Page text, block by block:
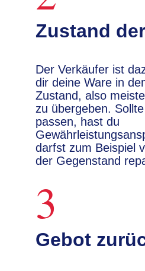
Zustand
Der Verkäufer ist
dir deine Ware in
Zustand, also
zu übergeben.
passen, hast du
darfst zum Beispiel
der Gegenstand
3
Gebot